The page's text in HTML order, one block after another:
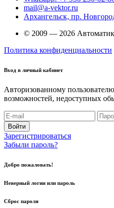
mail@a-vektor.ru
Архангельск, пр.
© 2009 — 2026
Политика конфиденциальности
Вход в личный кабинет
Авторизованному
возможностей, недоступных
Войти
Зарегистрироваться
Забыли пароль?
Добро пожаловать!
Неверный логин или пароль
Сброс пароля